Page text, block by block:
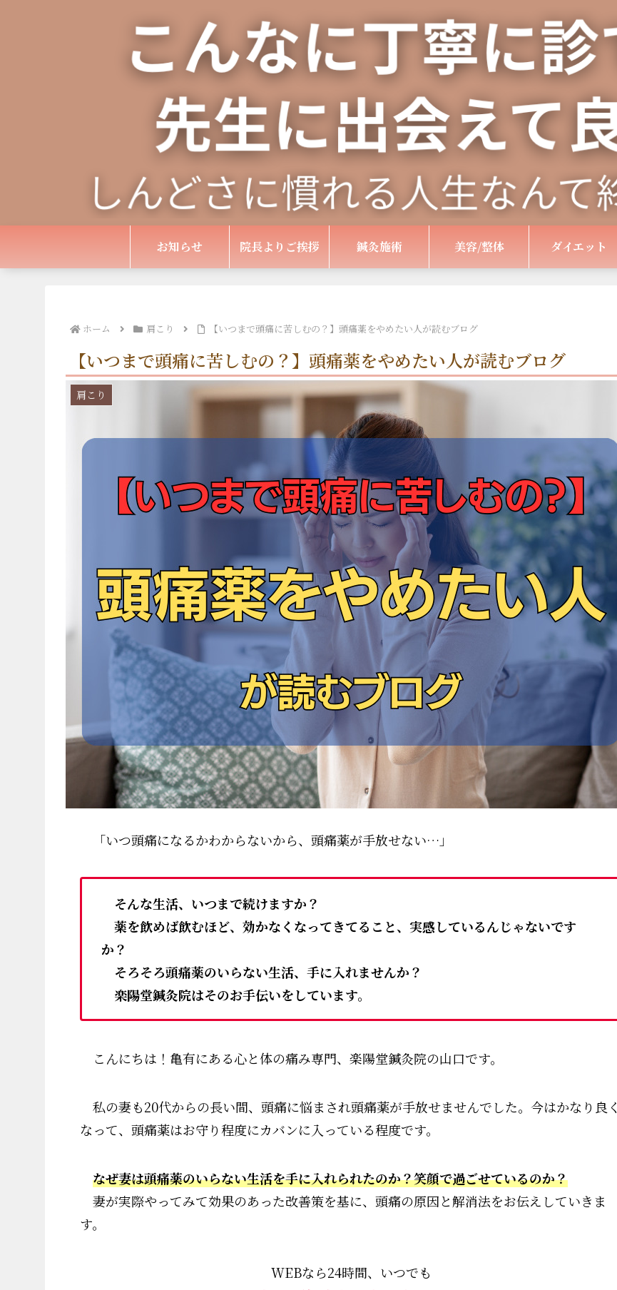
お知らせ 院長よりご挨拶 鍼灸施術 美容/整体 ダイエット
ホーム 肩こり 【いつまで頭痛に苦しむの？】頭痛薬をやめたい人が読むブログ
【いつまで頭痛に苦しむの？】頭痛薬をやめたい人が読むブログ
肩こり
「いつ頭痛になるかわからないから、頭痛薬が手放せない…」
そんな生活、いつまで続けますか？
薬を飲めば飲むほど、効かなくなってきてること、実感しているんじゃないです
か？
そろそろ頭痛薬のいらない生活、手に入れませんか？
楽陽堂鍼灸院はそのお手伝いをしています。
こんにちは！亀有にある心と体の痛み専門、楽陽堂鍼灸院の山口です。
私の妻も20代からの長い間、頭痛に悩まされ頭痛薬が手放せませんでした。今はかなり良く
なって、頭痛薬はお守り程度にカバンに入っている程度です。
なぜ妻は頭痛薬のいらない生活を手に入れられたのか？笑顔で過ごせているのか？
妻が実際やってみて効果のあった改善策を基に、頭痛の原因と解消法をお伝えしていきま
す。
WEBなら24時間、いつでも